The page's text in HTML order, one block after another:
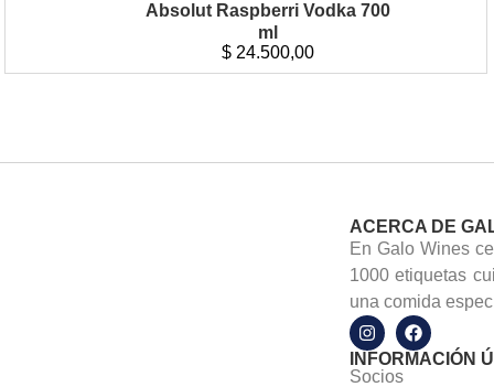
Absolut Raspberri Vodka 700
ml
$ 24.500,00
ACERCA DE
En Galo Wines
1000 etiquetas
una comida
INFORMACIÓN
Socios